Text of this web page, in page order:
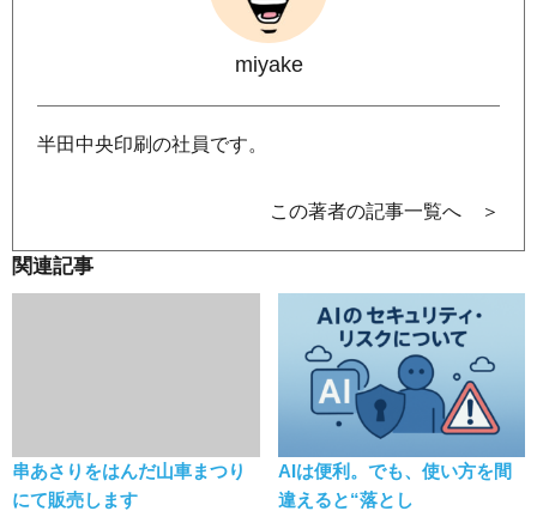
miyake
半田中央印刷の社員です。
この著者の記事一覧へ ＞
関連記事
串あさりをはんだ山車まつり
にて販売します
AIは便利。でも、使い方を間
違えると“落とし